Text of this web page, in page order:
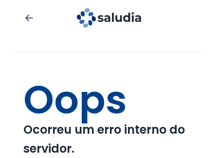
Oops
Ocorreu um erro interno do
servidor.